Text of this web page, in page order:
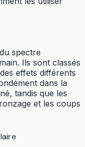
spectre
Ils sont classés
effets différents
dans la
tandis que les
et les coups